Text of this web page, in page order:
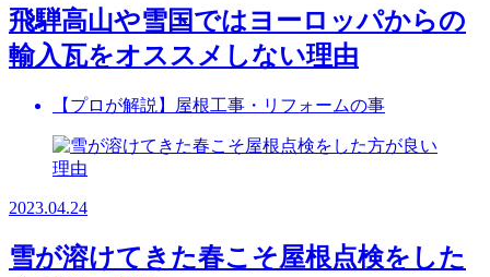
飛騨高山や雪国ではヨーロッパからの
輸入瓦をオススメしない理由
【プロが解説】屋根工事・リフォームの事
2023.04.24
雪が溶けてきた春こそ屋根点検をした